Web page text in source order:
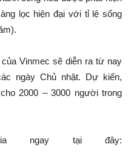
lọc hiện đại với tỉ lệ sống
Vinmec sẽ diễn ra từ nay
ngày Chủ nhật. Dự kiến,
2000 – 3000 người trong
ngay tại đây: